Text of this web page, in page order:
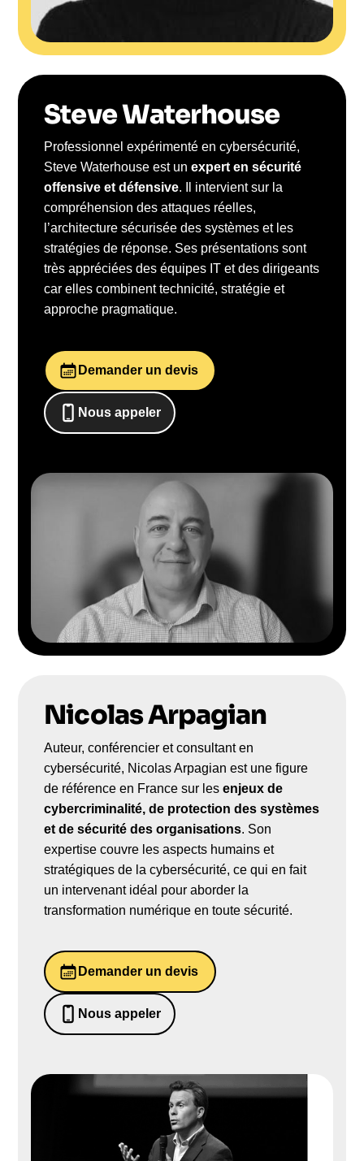
Steve Waterhouse
Professionnel expérimenté en cybersécurité,
Steve Waterhouse est unexpert en sécurité
offensive et défensive. Il intervient sur la
compréhension des attaques réelles,
l’architecture sécurisée des systèmes et les
stratégies de réponse. Ses présentations sont
très appréciées des équipes IT et des dirigeants
car elles combinent technicité, stratégie et
approche pragmatique.
Demander un devis
Nous appeler
0652698481
Nicolas Arpagian
Auteur, conférencier et consultant en
cybersécurité, Nicolas Arpagian est une figure
de référence en France sur lesenjeux de
cybercriminalité, de protection des systèmes
et de sécurité des organisations. Son
expertise couvre les aspects humains et
stratégiques de la cybersécurité, ce qui en fait
un intervenant idéal pour aborder la
transformation numérique en toute sécurité.
Demander un devis
Nous appeler
0652698481